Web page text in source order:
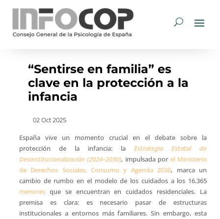
“Sentirse en familia” es
clave en la protección a la
infancia
02 Oct 2025
España vive un momento crucial en el debate sobre la
protección de la infancia: laEstrategia Estatal de
Desinstitucionalización (2024–2030), impulsada por el Ministerio
de Derechos Sociales, Consumo y Agenda 2030, marca un
cambio de rumbo en el modelo de los cuidados a los 16.365
menoresque se encuentran en cuidados residenciales. La
premisa es clara: es necesario pasar de estructuras
institucionales a entornos más familiares. Sin embargo, esta